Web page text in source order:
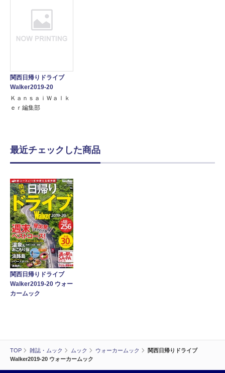
TOP 雑誌・ムック ムック ウォーカームック
関西日帰りドライブ
Walker2019-20 ウォーカームック
関西日帰りドライブ
Walker2019-20
ＫａｎｓａｉＷａｌｋ
ｅｒ編集部
最近チェックした商品
関西日帰りドライブ
Walker2019-20 ウォー
カームック